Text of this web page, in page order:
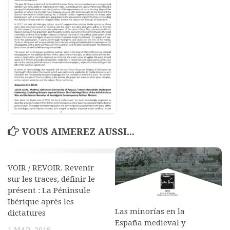
Polifonia
Concours
Programmes
Rapports
Agrégation et Capes
CPGE
Actualités
Minutes de Fred
Vous abonner / commander un numéro
Vous abonner
Commander un numéro PDF
VOUS AIMEREZ AUSSI...
VOIR / REVOIR. Revenir
sur les traces, définir le
présent : La Péninsule
Ibérique après les
dictatures
Las minorías en la
España medieval y